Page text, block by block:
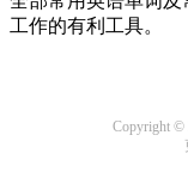
工作的有利工具。
Copyright ©